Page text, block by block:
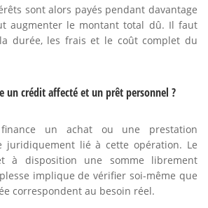
sont alors payés pendant davantage
augmenter le montant total dû. Il faut
durée, les frais et le coût complet du
un crédit affecté et un prêt personnel ?
un achat ou une prestation
juridiquement lié à cette opération. Le
à disposition une somme librement
implique de vérifier soi-même que
correspondent au besoin réel.